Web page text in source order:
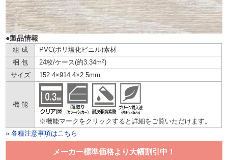
●製品情報
組 成
PVC(ポリ塩化ビニル)素材
梱 包
24枚/ケース(約3.34m2)
サイズ
152.4×914.4×2.5mm
機 能
※機能マークをクリックすると詳細をご覧いただけます。
» 各種注意事項はこちら
メーカー標準価格より大幅割引中！